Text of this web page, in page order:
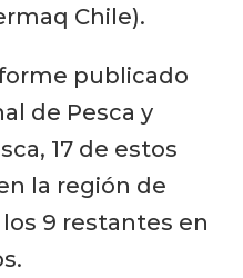
Chile).
publicado
de Pesca y
17 de estos
la región de
9 restantes en